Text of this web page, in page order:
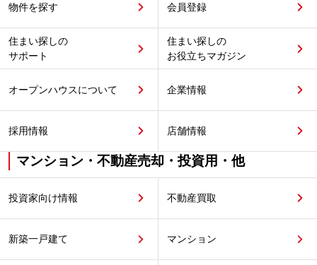
物件を探す 会員登録
住まい探しの
サポート
住まい探しの
お役立ちマガジン
オープンハウスについて 企業情報
採用情報 店舗情報
マンション・不動産売却・投資用・他
投資家向け情報 不動産買取
新築一戸建て マンション